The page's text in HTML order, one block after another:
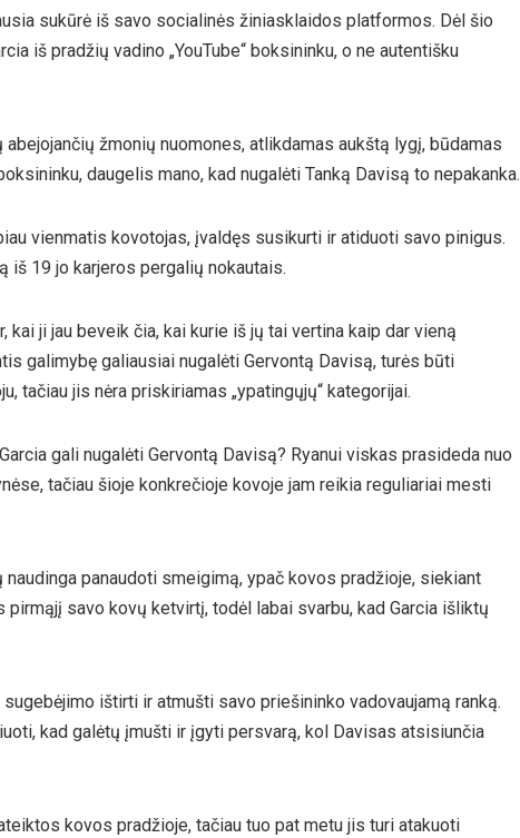
sukūrė iš savo socialinės žiniasklaidos platformos. Dėl šio
iš pradžių vadino „YouTube“ boksininku, o ne autentišku
žmonių nuomones, atlikdamas aukštą lygį, būdamas
daugelis mano, kad nugalėti Tanką Davisą to nepakanka.
vienmatis kovotojas, įvaldęs susikurti ir atiduoti savo pinigus.
iš 19 jo karjeros pergalių nokautais.
ji jau beveik čia, kai kurie iš jų tai vertina kaip dar vieną
galimybę galiausiai nugalėti Gervontą Davisą, turės būti
tačiau jis nėra priskiriamas „ypatingųjų“ kategorijai.
gali nugalėti Gervontą Davisą? Ryanui viskas prasideda nuo
tačiau šioje konkrečioje kovoje jam reikia reguliariai mesti
panaudoti smeigimą, ypač kovos pradžioje, siekiant
savo kovų ketvirtį, todėl labai svarbu, kad Garcia išliktų
ištirti ir atmušti savo priešininko vadovaujamą ranką.
kad galėtų įmušti ir įgyti persvarą, kol Davisas atsisiunčia
kovos pradžioje, tačiau tuo pat metu jis turi atakuoti